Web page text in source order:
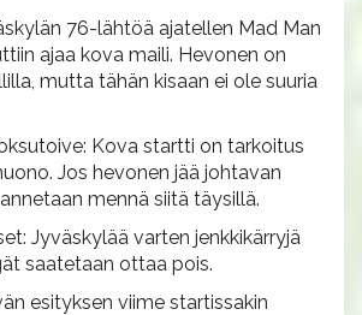
76-lähtöä ajatellen Mad Man
ajaa kova maili. Hevonen on
mutta tähän kisaan ei ole suuria
Kova startti on tarkoitus
Jos hevonen jää johtavan
mennä siitä täysillä.
Jyväskylää varten jenkkikärryjä
saatetaan ottaa pois.
esityksen viime startissakin